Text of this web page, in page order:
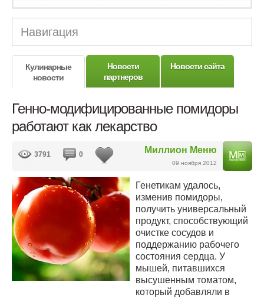
Навигация
Кулинарные
новости
Новости
партнеров
Новости сайта
Генно-модифицированные помидоры
работают как лекарство
Миллион Меню
09 ноября 2012
3791 0
Генетикам удалось,
изменив помидоры,
получить универсальный
продукт, способствующий
очистке сосудов и
поддержанию рабочего
состояния сердца. У
мышей, питавшихся
высушенным томатом,
который добавляли в